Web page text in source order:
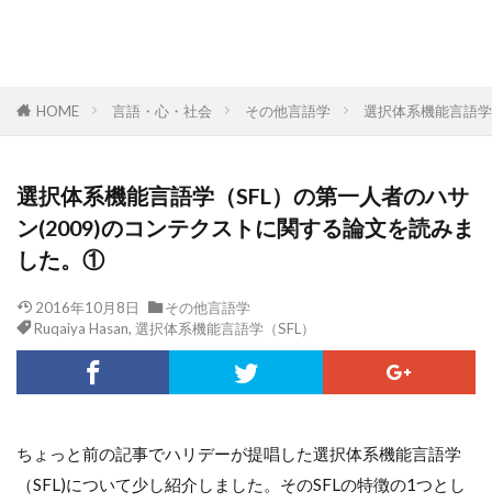
HOME 言語・心・社会 その他言語学 選択体系機能言語
選択体系機能言語学（SFL）の第一人者のハサ
ン(2009)のコンテクストに関する論文を読みま
した。①
2016年10月8日
その他言語学
Ruqaiya Hasan, 選択体系機能言語学（SFL）
ちょっと前の記事でハリデーが提唱した選択体系機能言語学
（SFL)について少し紹介しました。そのSFLの特徴の1つとし